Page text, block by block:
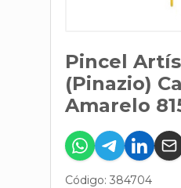
Pincel
(Pinazio)
Amarelo
Código: 384704